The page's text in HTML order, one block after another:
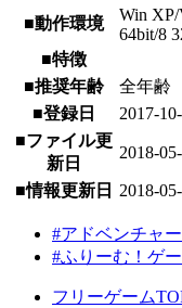
■動作環境
Win
64bit/8
■特徴
■推奨年齢
全年齢
■登録日
2017-
■ファイル更
新日
2018-
■情報更新日 2018-
#アドベンチャ
#ふりーむ！ゲ
フリーゲーム